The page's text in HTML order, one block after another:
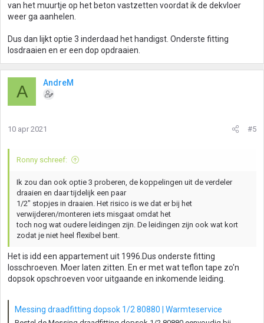
van het muurtje op het beton vastzetten voordat ik de dekvloer
weer ga aanhelen.
Dus dan lijkt optie 3 inderdaad het handigst. Onderste fitting
losdraaien en er een dop opdraaien.
A AndreM
10 apr 2021 #5
Ronny schreef:
Ik zou dan ook optie 3 proberen, de koppelingen uit de verdeler
draaien en daar tijdelijk een paar
1/2" stopjes in draaien. Het risico is we dat er bij het
verwijderen/monteren iets misgaat omdat het
toch nog wat oudere leidingen zijn. De leidingen zijn ook wat kort
zodat je niet heel flexibel bent.
Het is idd een appartement uit 1996.Dus onderste fitting
losschroeven. Moer laten zitten. En er met wat teflon tape zo'n
dopsok opschroeven voor uitgaande en inkomende leiding.
Messing draadfitting dopsok 1/2 80880 | Warmteservice